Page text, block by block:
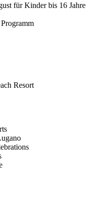
für Kinder bis 16 Jahre
Resort